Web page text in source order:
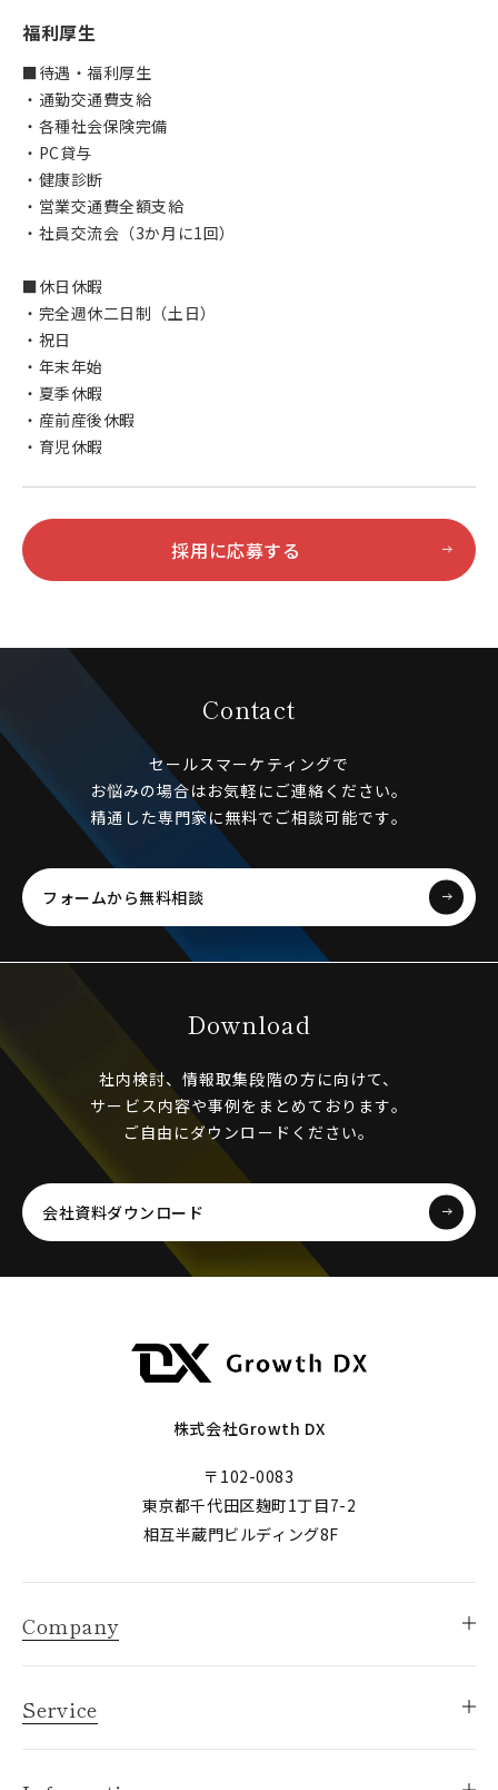
福利厚生
■待遇・福利厚生
・通勤交通費支給
・各種社会保険完備
・PC貸与
・健康診断
・営業交通費全額支給
・社員交流会（3か月に1回）
■休日休暇
・完全週休二日制（土日）
・祝日
・年末年始
・夏季休暇
・産前産後休暇
・育児休暇
採用に応募する
Contact
セールスマーケティングで
お悩みの場合はお気軽にご連絡ください。
精通した専門家に無料でご相談可能です。
フォームから無料相談
Download
社内検討、情報取集段階の方に向けて、
サービス内容や事例をまとめております。
ご自由にダウンロードください。
会社資料ダウンロード
株式会社Growth DX
〒102-0083
東京都千代田区麹町1丁目7-2
相互半蔵門ビルディング8F
Company
Service